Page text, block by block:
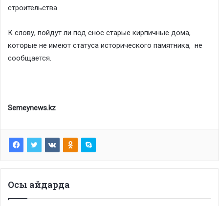
строительства.
К слову, пойдут ли под снос старые кирпичные дома,
которые не имеют статуса исторического памятника, не
сообщается.
Semeynews.kz
Осы айдарда